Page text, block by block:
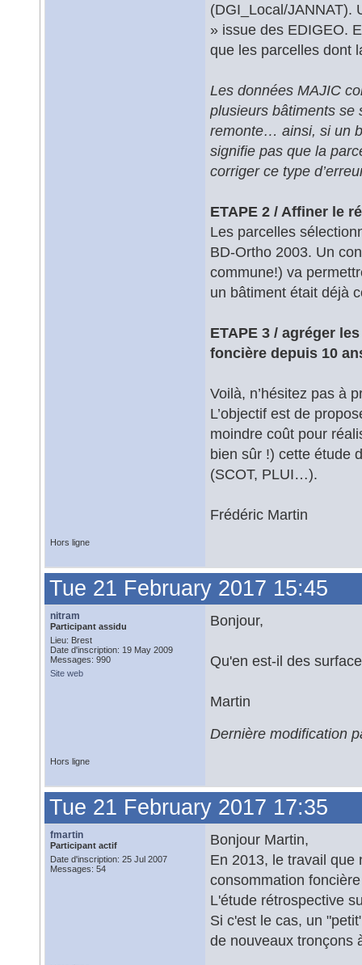
(DGI_Local/JANNAT).
» issue des EDIGEO.
que les parcelles dont
Les données MAJIC
plusieurs bâtiments se
remonte… ainsi, si un
signifie pas que la
corriger ce type
ETAPE 2 / Affiner le
Les parcelles
BD-Ortho 2003. Un
commune!) va
un bâtiment était déjà
ETAPE 3 / agréger
foncière depuis 10
Voilà, n’hésitez pas à
L’objectif est de
moindre coût pour
bien sûr !) cette étude
(SCOT, PLUI…).
Frédéric Martin
Hors ligne
Tue 21 February 2017 15:45
nitram
Participant assidu
Lieu: Brest
Date d'inscription: 19 May 2009
Messages: 990
Site web
Bonjour,
Qu'en est-il des
Martin
Dernière modification
Hors ligne
Tue 21 February 2017 17:35
fmartin
Participant actif
Date d'inscription: 25 Jul 2007
Messages: 54
Bonjour Martin,
En 2013, le travail que
consommation
L'étude rétrospective
Si c'est le cas, un
de nouveaux tronçons